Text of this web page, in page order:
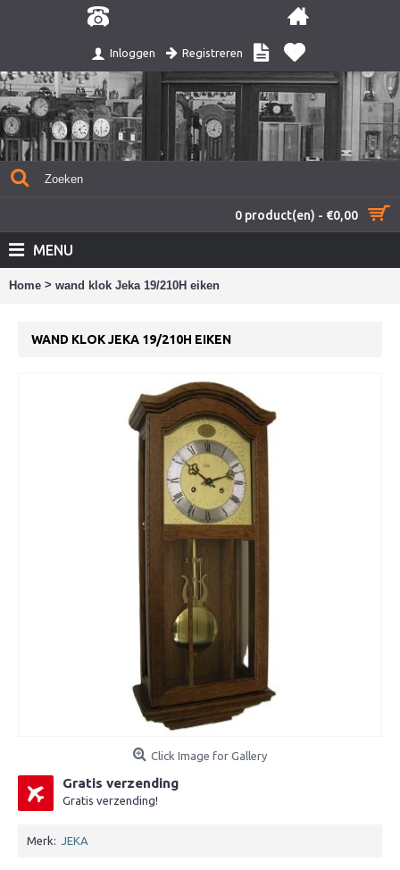
Inloggen Registreren
0 product(en) - €0,00
MENU
Home > wand klok Jeka 19/210H eiken
WAND KLOK JEKA 19/210H EIKEN
Click Image for Gallery
Gratis verzending
Gratis verzending!
Merk: JEKA